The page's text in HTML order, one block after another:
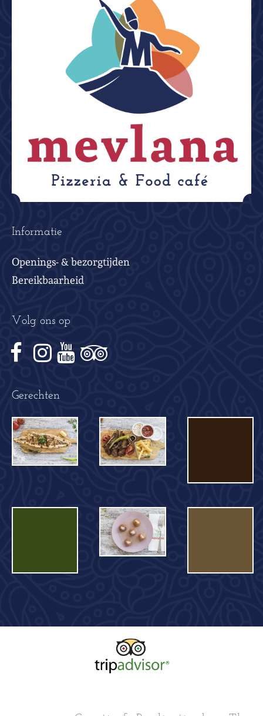
Informatie
Openings- & bezorgtijden
Bereikbaarheid
Volg ons op
Gerechten